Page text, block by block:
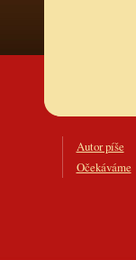
Autor píše
Očekáváme